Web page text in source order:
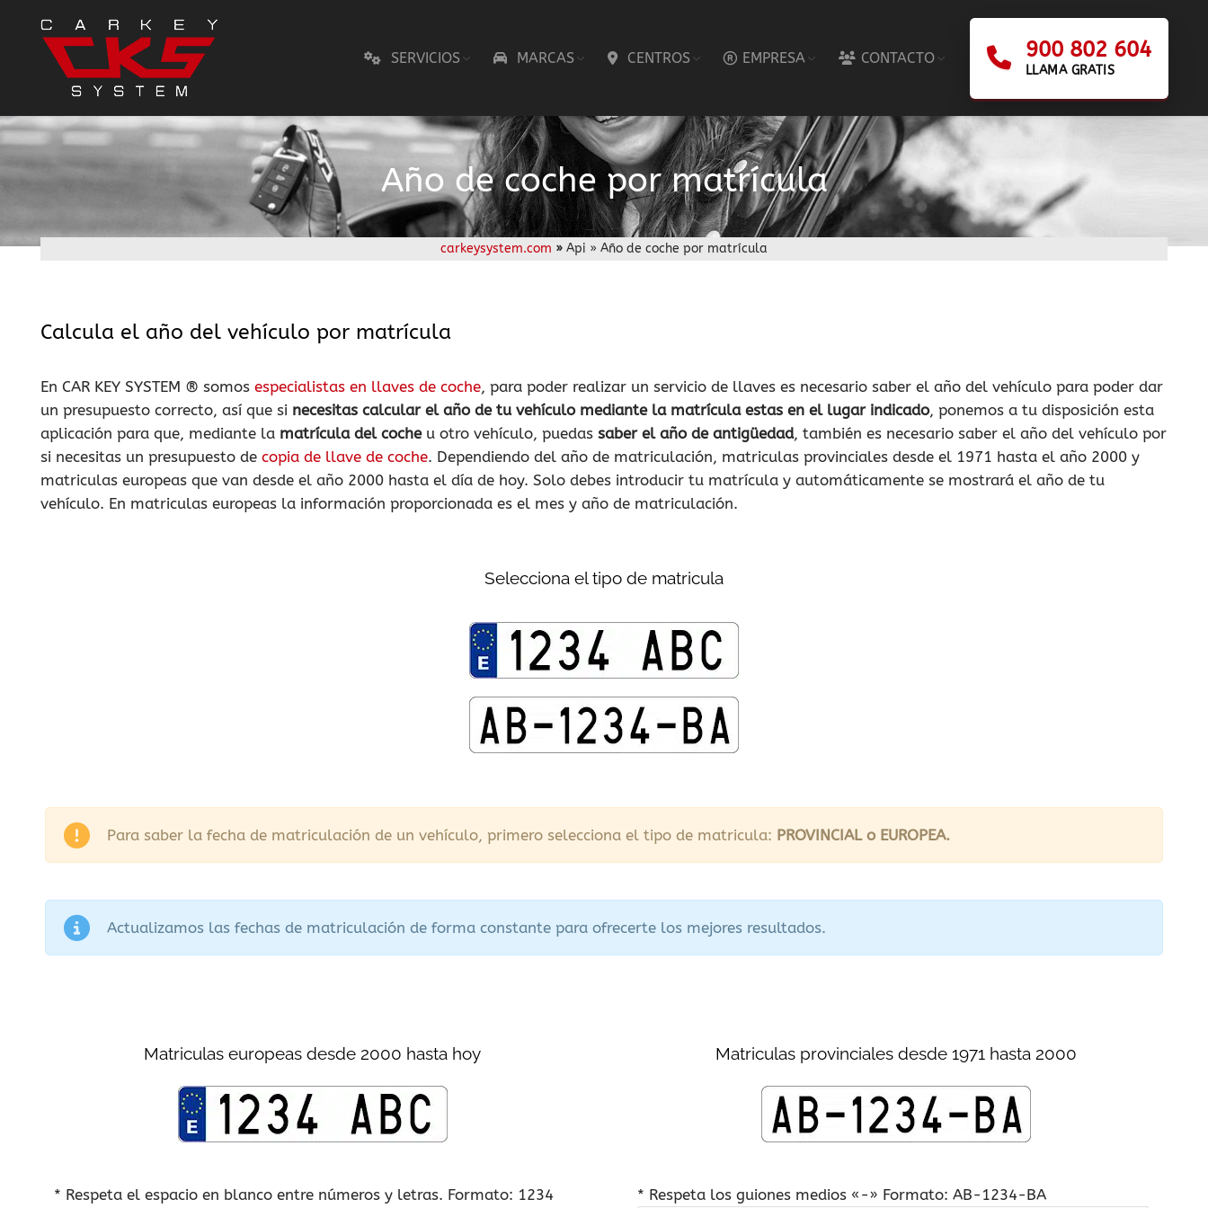
SERVICIOS MARCAS CENTROS EMPRESA CONTACTO 900 802 604
LLAMA GRATIS
Año de coche por matrícula
carkeysystem.com » Api » Año de coche por matrícula
Calcula el año del vehículo por matrícula
En CAR KEY SYSTEM ® somos especialistas en llaves de coche, para poder realizar un servicio de llaves es necesario saber el año del vehículo para poder dar
un presupuesto correcto, así que si necesitas calcular el año de tu vehículo mediante la matrícula estas en el lugar indicado, ponemos a tu disposición esta
aplicación para que, mediante la matrícula del cocheu otro vehículo, puedas saber el año de antigüedad, también es necesario saber el año del vehículo por
si necesitas un presupuesto de copia de llave de coche. Dependiendo del año de matriculación, matriculas provinciales desde el 1971 hasta el año 2000 y
matriculas europeas que van desde el año 2000 hasta el día de hoy. Solo debes introducir tu matrícula y automáticamente se mostrará el año de tu
vehículo. En matriculas europeas la información proporcionada es el mes y año de matriculación.
Selecciona el tipo de matricula
Para saber la fecha de matriculación de un vehículo, primero selecciona el tipo de matricula: PROVINCIAL o EUROPEA.
Actualizamos las fechas de matriculación de forma constante para ofrecerte los mejores resultados.
Matriculas europeas desde 2000 hasta hoy
* Respeta el espacio en blanco entre números y letras. Formato: 1234
Matriculas provinciales desde 1971 hasta 2000
* Respeta los guiones medios «-» Formato: AB-1234-BA